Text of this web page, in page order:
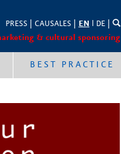
PRESS CAUSALES EN DE
& cultural sponsoring
BEST PRACTICE